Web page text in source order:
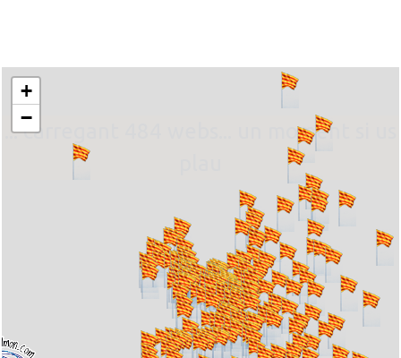
... carregant 484 webs... un moment si us
+
−